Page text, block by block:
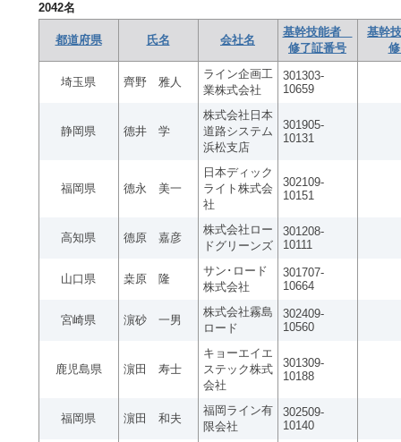
2042名
都道府県 氏名 会社名
基幹技能者
修了証番号
基幹
埼玉県 齊野 雅人
ライン企画工
業株式会社
301303-
10659
静岡県 德井 学
株式会社日本
道路システム
浜松支店
301905-
10131
福岡県 德永 美一
日本ディック
ライト株式会
社
302109-
10151
高知県 德原 嘉彦
株式会社ロー
ドグリーンズ
301208-
10111
山口県 桒原 隆
サン･ロード
株式会社
301707-
10664
宮崎県 濵砂 一男
株式会社霧島
ロード
302409-
10560
鹿児島県 濵田 寿士
キョーエイエ
ステック株式
会社
301309-
10188
福岡県 濵田 和夫
福岡ライン有
限会社
302509-
10140